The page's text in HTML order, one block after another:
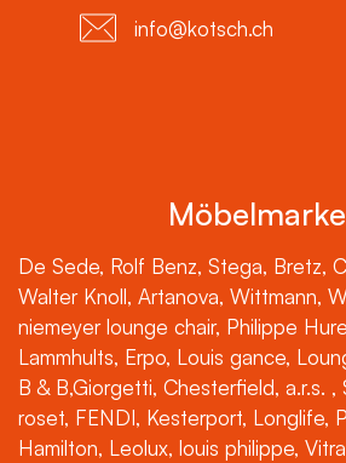
info@kotsch.ch
De Sede, Rolf Benz, Stega, Bretz,
Walter Knoll, Artanova, Wittmann,
niemeyer lounge chair, Philippe
Lammhults, Erpo, Louis gance,
B & B,Giorgetti, Chesterfield, a.r.s. ,
roset, FENDI, Kesterport, Longlife,
Hamilton, Leolux, louis philippe,